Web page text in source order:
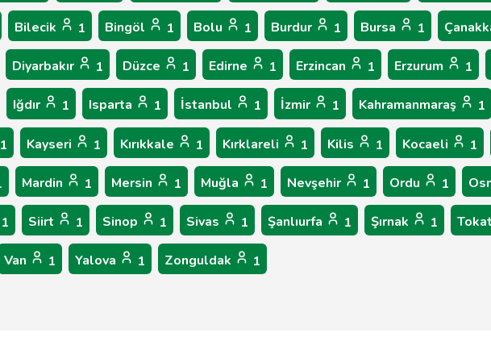
Bilecik 1 Bingöl 1 Bolu 1 Burdur 1 Bursa 1
Diyarbakır 1 Düzce 1 Edirne 1 Erzincan 1 Erzurum 1
Iğdır 1 Isparta 1 İstanbul 1 İzmir 1 Kahramanmaraş 1
1 Kayseri 1 Kırıkkale 1 Kırklareli 1 Kilis 1 Kocaeli 1
Mardin 1 Mersin 1 Muğla 1 Nevşehir 1 Ordu 1
1 Siirt 1 Sinop 1 Sivas 1 Şanlıurfa 1 Şırnak 1 Tokat
Van 1 Yalova 1 Zonguldak 1